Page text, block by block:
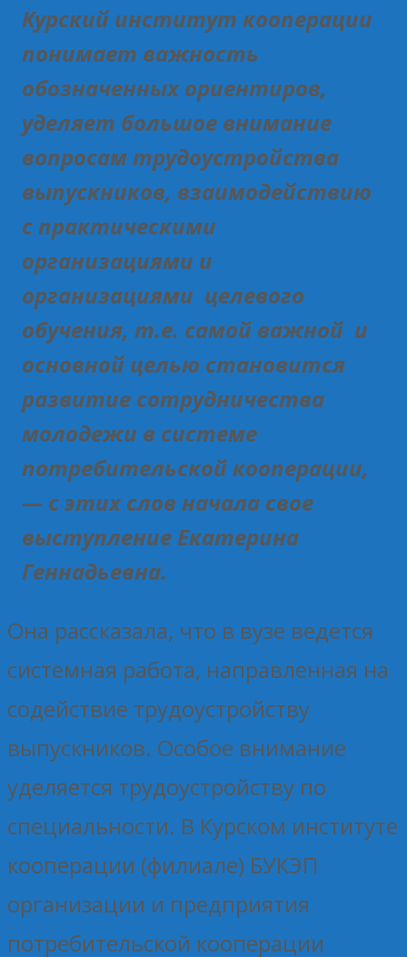
Курский институт кооперации
понимает важность
обозначенных ориентиров,
уделяет большое внимание
вопросам трудоустройства
выпускников, взаимодействию
с практическими
организациями и
организациями целевого
обучения, т.е. самой важной и
основной целью становится
развитие сотрудничества
молодежи в системе
потребительской кооперации,
— с этих слов начала свое
выступление Екатерина
Геннадьевна.
Она рассказала, что в вузе ведется
системная работа, направленная на
содействие трудоустройству
выпускников. Особое внимание
уделяется трудоустройству по
специальности. В Курском институте
кооперации (филиале) БУКЭП
организации и предприятия
потребительской кооперации